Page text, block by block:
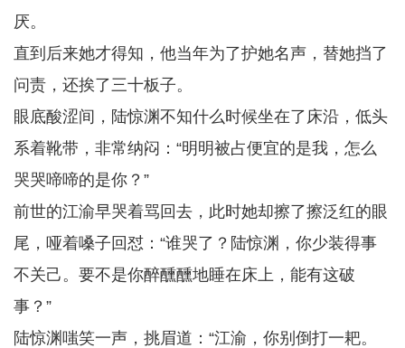
厌。
直到后来她才得知，他当年为了护她名声，替她挡了
问责，还挨了三十板子。
眼底酸涩间，陆惊渊不知什么时候坐在了床沿，低头
系着靴带，非常纳闷：“明明被占便宜的是我，怎么
哭哭啼啼的是你？”
前世的江渝早哭着骂回去，此时她却擦了擦泛红的眼
尾，哑着嗓子回怼：“谁哭了？陆惊渊，你少装得事
不关己。要不是你醉醺醺地睡在床上，能有这破
事？”
陆惊渊嗤笑一声，挑眉道：“江渝，你别倒打一耙。